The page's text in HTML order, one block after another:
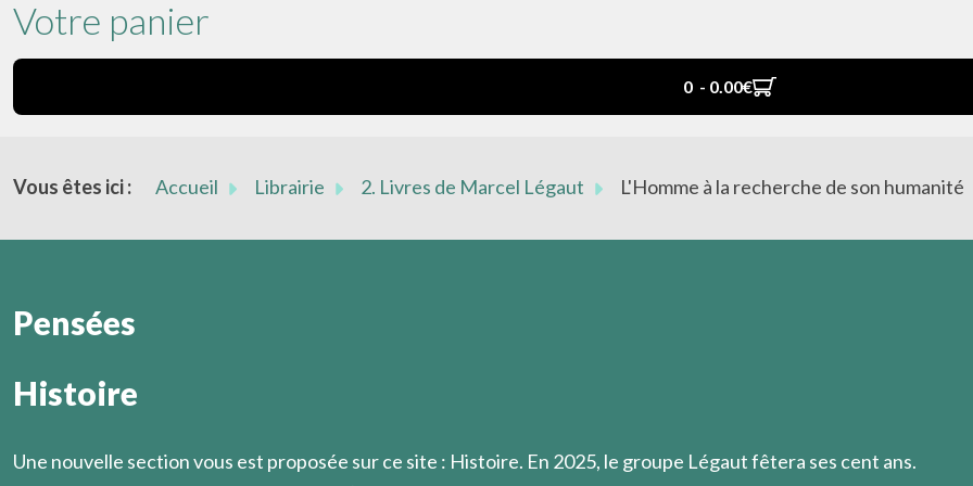
Votre panier
0 - 0.00‎€
Vous êtes ici : Accueil Librairie 2. Livres de Marcel Légaut L'Homme à la recherche de son humanité
Pensées
Oh, n’être rien, mais seulement être !
Il est cependant une circonstance où la solidarité humaine rejoint la charité et atteint son sommet : la solidarité
Marcel Légaut
Histoire
Une nouvelle section vous est proposée sur ce site : Histoire. En 2025, le groupe Légaut fêtera ses cent ans.